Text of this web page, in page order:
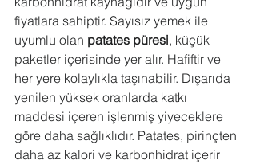
fiyatlara sahiptir. Sayısız yemek ile
uyumlu olan patates püresi, küçük
paketler içerisinde yer alır. Hafiftir ve
her yere kolaylıkla taşınabilir. Dışarıda
yenilen yüksek oranlarda katkı
maddesi içeren işlenmiş yiyeceklere
göre daha sağlıklıdır. Patates, pirinçten
daha az kalori ve karbonhidrat içerir